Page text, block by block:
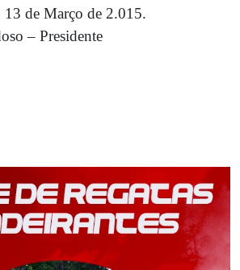
13 de Março de 2.015.
– Presidente